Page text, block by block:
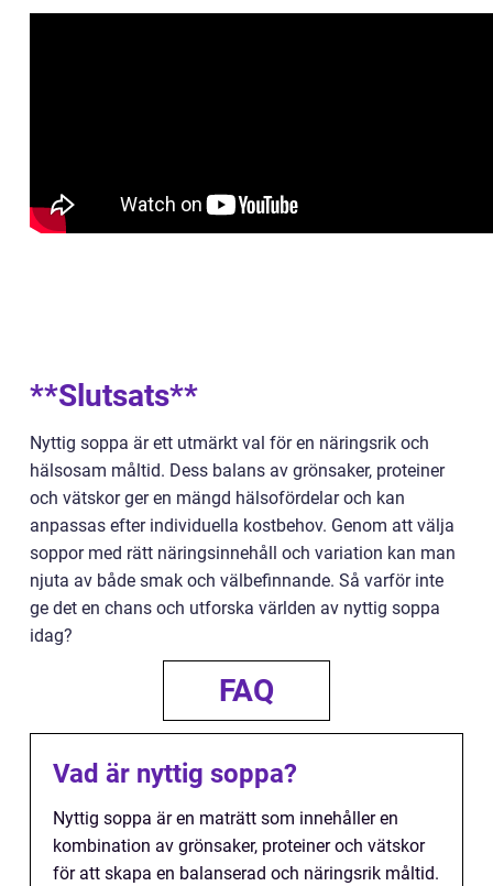
**Slutsats**
Nyttig soppa är ett utmärkt val för en näringsrik och
hälsosam måltid. Dess balans av grönsaker, proteiner
och vätskor ger en mängd hälsofördelar och kan
anpassas efter individuella kostbehov. Genom att välja
soppor med rätt näringsinnehåll och variation kan man
njuta av både smak och välbefinnande. Så varför inte
ge det en chans och utforska världen av nyttig soppa
idag?
FAQ
Vad är nyttig soppa?
Nyttig soppa är en maträtt som innehåller en
kombination av grönsaker, proteiner och vätskor
för att skapa en balanserad och näringsrik måltid.